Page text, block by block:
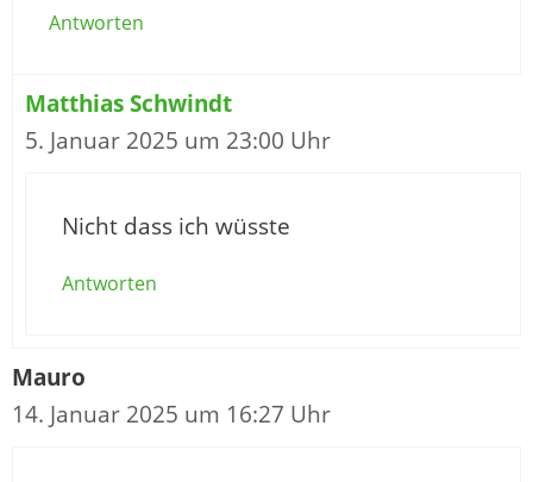
Antworten
Matthias Schwindt
5. Januar 2025 um 23:00 Uhr
Nicht dass ich wüsste
Antworten
Mauro
14. Januar 2025 um 16:27 Uhr